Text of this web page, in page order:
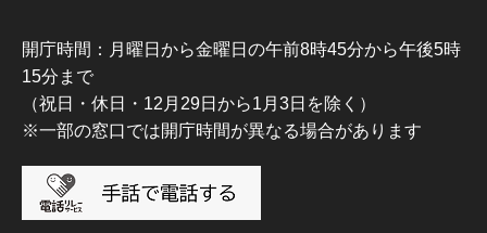
開庁時間：月曜日から金曜日の午前8時45分から午後5時
15分まで
（祝日・休日・12月29日から1月3日を除く）
※一部の窓口では開庁時間が異なる場合があります